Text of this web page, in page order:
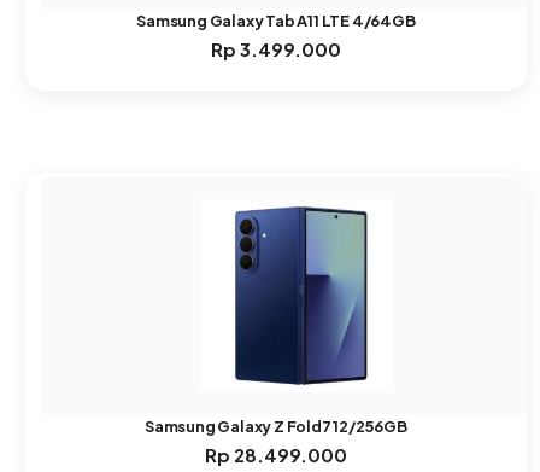
Samsung Galaxy Tab A11 LTE 4/64GB
Rp 3.499.000
Samsung Galaxy Z Fold7 12/256GB
Rp 28.499.000